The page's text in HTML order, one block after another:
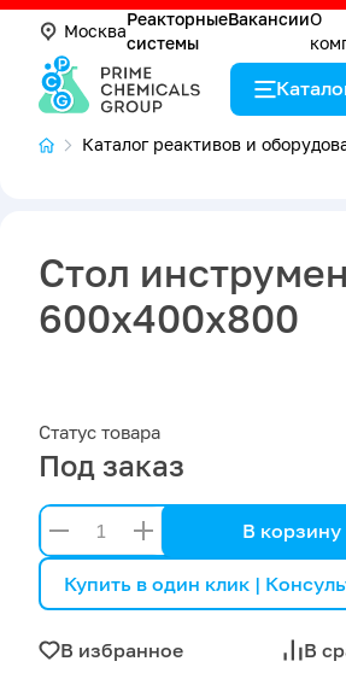
Москва
Реакторные
системы
ВакансииО
Каталог реактивов и
Стол
600х400х800
Статус товара
Под заказ
В корзину
Купить в один клик |
В избранное В